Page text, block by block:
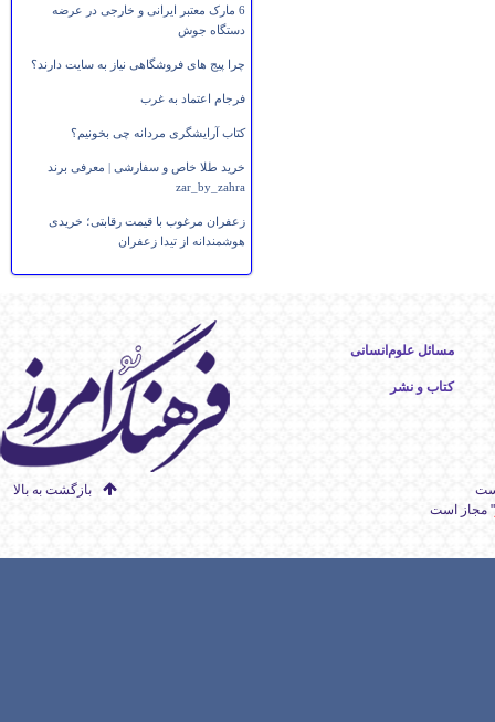
6 مارک معتبر ایرانی و خارجی در عرضه
دستگاه جوش
چرا پیج های فروشگاهی نیاز به سایت دارند؟
فرجام اعتماد به غرب
کتاب آرایشگری مردانه چی بخونیم؟
خرید طلا خاص و سفارشی | معرفی برند
zar_by_zahra
زعفران مرغوب با قیمت رقابتی؛ خریدی
هوشمندانه از تیدا زعفران
مسائل علوم‌انسانی
کتاب و نشر
بازگشت به بالا
" مجاز است